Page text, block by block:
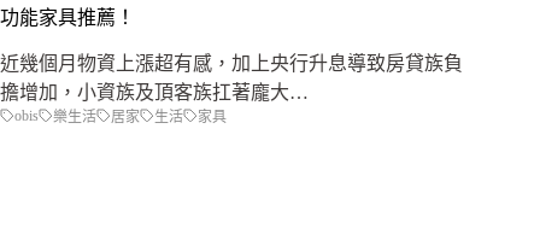
功能家具推薦！
近幾個月物資上漲超有感，加上央行升息導致房貸族負
擔增加，小資族及頂客族扛著龐大…
obis 樂生活 居家 生活 家具